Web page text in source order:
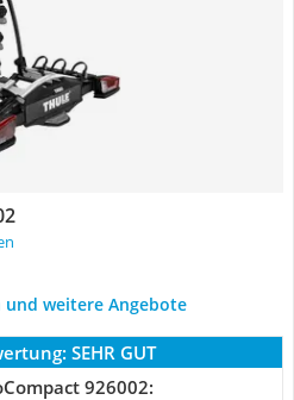
und weitere Angebote
SEHR GUT
926002: